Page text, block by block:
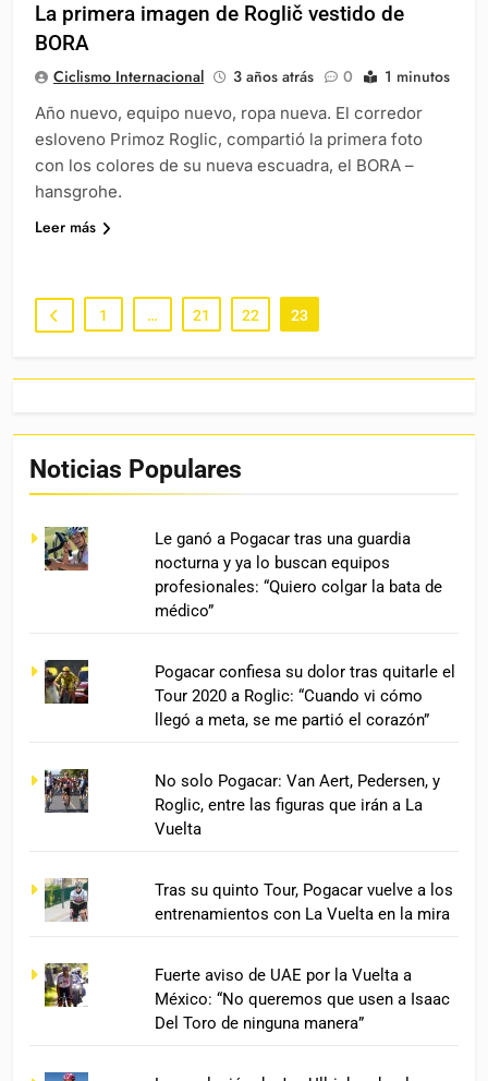
La primera imagen de Roglič vestido de
BORA
Ciclismo Internacional 3 años atrás 0 1 minutos
Año nuevo, equipo nuevo, ropa nueva. El corredor
esloveno Primoz Roglic, compartió la primera foto
con los colores de su nueva escuadra, el BORA –
hansgrohe.
Leer más
1 … 21 22 23
Noticias Populares
Le ganó a Pogacar tras una guardia
nocturna y ya lo buscan equipos
profesionales: “Quiero colgar la bata de
médico”
Pogacar confiesa su dolor tras quitarle el
Tour 2020 a Roglic: “Cuando vi cómo
llegó a meta, se me partió el corazón”
No solo Pogacar: Van Aert, Pedersen, y
Roglic, entre las figuras que irán a La
Vuelta
Tras su quinto Tour, Pogacar vuelve a los
entrenamientos con La Vuelta en la mira
Fuerte aviso de UAE por la Vuelta a
México: “No queremos que usen a Isaac
Del Toro de ninguna manera”